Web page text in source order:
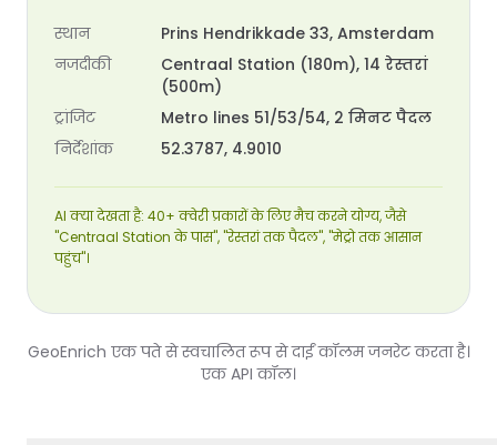
स्थान
Prins Hendrikkade 33, Amsterdam
नजदीकी
Centraal Station (180m), 14 रेस्तरां
(500m)
ट्रांजिट
Metro lines 51/53/54, 2 मिनट पैदल
निर्देशांक
52.3787, 4.9010
AI क्या देखता है: 40+ क्वेरी प्रकारों के लिए मैच करने योग्य, जैसे
"Centraal Station के पास", "रेस्तरां तक पैदल", "मेट्रो तक आसान
पहुंच"।
GeoEnrich एक पते से स्वचालित रूप से दाईं कॉलम जनरेट करता है।
एक API कॉल।